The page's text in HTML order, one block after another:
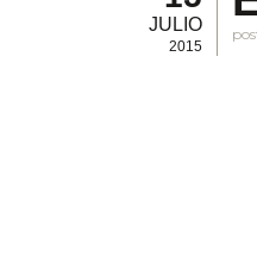
JULIO
2015